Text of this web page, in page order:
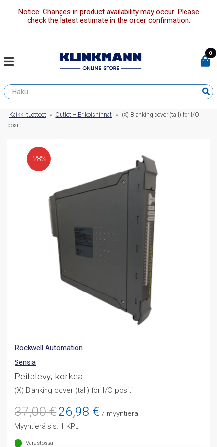
Notice: Changes in product availability may occur. Please
check the latest estimate in the order confirmation.
0
Kaikki tuotteet » Outlet – Erikoishinnat »
(X) Blanking cover (tall) for I/O
positi
-28%
Rockwell Automation
Sensia
Peitelevy, korkea
(X) Blanking cover (tall) for I/O positi
37,00€ Alkuperäinen
hinta
oli:
26,98 € hinta
/ myyntierä
Myyntierä sis. 1 KPL
Varastossa